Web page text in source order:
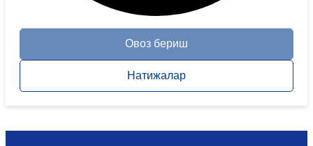
Овоз бериш
Натижалар